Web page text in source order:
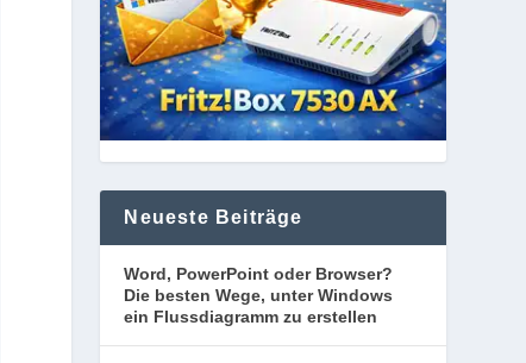
Neueste Beiträge
Word, PowerPoint oder Browser?
Die besten Wege, unter Windows
ein Flussdiagramm zu erstellen